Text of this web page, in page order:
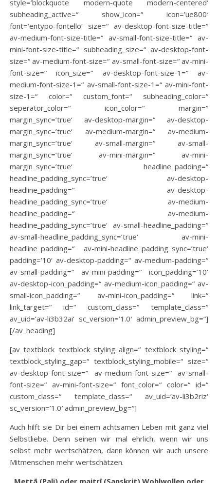
style=’blockquote modern-quote modern-centered‘
subheading_active=“ show_icon=“ icon=’ue800′
font=’entypo-fontello‘ size=“ av-desktop-font-size-title=“
av-medium-font-size-title=“ av-small-font-size-title=“ av-
mini-font-size-title=“ subheading_size=“ av-desktop-font-
size=“ av-medium-font-size=“ av-small-font-size=“ av-mini-
font-size=“ icon_size=“ av-desktop-font-size-1=“ av-
medium-font-size-1=“ av-small-font-size-1=“ av-mini-font-
size-1=“ color=“ custom_font=“ subheading_color=“
seperator_color=“ icon_color=“ margin=“
margin_sync=’true‘ av-desktop-margin=“ av-desktop-
margin_sync=’true‘ av-medium-margin=“ av-medium-
margin_sync=’true‘ av-small-margin=“ av-small-
margin_sync=’true‘ av-mini-margin=“ av-mini-
margin_sync=’true‘ headline_padding=“
headline_padding_sync=’true‘ av-desktop-
headline_padding=“ av-desktop-
headline_padding_sync=’true‘ av-medium-
headline_padding=“ av-medium-
headline_padding_sync=’true‘ av-small-headline_padding=“
av-small-headline_padding_sync=’true‘ av-mini-
headline_padding=“ av-mini-headline_padding_sync=’true‘
padding=’10‘ av-desktop-padding=“ av-medium-padding=“
av-small-padding=“ av-mini-padding=“ icon_padding=’10‘
av-desktop-icon_padding=“ av-medium-icon_padding=“ av-
small-icon_padding=“ av-mini-icon_padding=“ link=“
link_target=“ id=“ custom_class=“ template_class=“
av_uid=’av-li3b32ai‘ sc_version=’1.0′ admin_preview_bg=“]
[/av_heading]
[av_textblock textblock_styling_align=“ textblock_styling=“
textblock_styling_gap=“ textblock_styling_mobile=“ size=“
av-desktop-font-size=“ av-medium-font-size=“ av-small-
font-size=“ av-mini-font-size=“ font_color=“ color=“ id=“
custom_class=“ template_class=“ av_uid=’av-li3b2riz‘
sc_version=’1.0′ admin_preview_bg=“]
Auch hilft sie Dir bei einem achtsamen Leben mit ganz viel
Selbstliebe. Denn seinen wir mal ehrlich, wenn wir uns
selbst mehr wertschätzen, dann können wir auch unsere
Mitmenschen mehr wertschätzen.
Mettā (Pali) oder maitrī (Sanskrit) Wohlwollen oder